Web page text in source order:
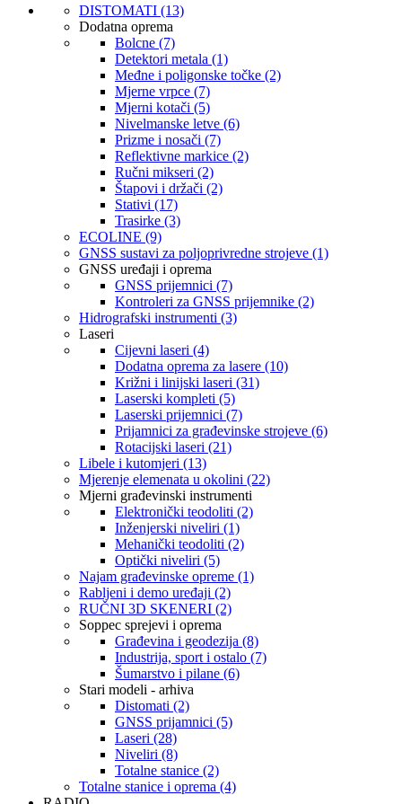
DISTOMATI (13)
Dodatna oprema
Bolcne (7)
Detektori metala (1)
Međne i poligonske točke (2)
Mjerne vrpce (7)
Mjerni kotači (5)
Nivelmanske letve (6)
Prizme i nosači (7)
Reflektivne markice (2)
Ručni mikseri (2)
Štapovi i držači (2)
Stativi (17)
Trasirke (3)
ECOLINE (9)
GNSS sustavi za poljoprivredne strojeve (1)
GNSS uređaji i oprema
GNSS prijemnici (7)
Kontroleri za GNSS prijemnike (2)
Hidrografski instrumenti (3)
Laseri
Cijevni laseri (4)
Dodatna oprema za lasere (10)
Križni i linijski laseri (31)
Laserski kompleti (5)
Laserski prijemnici (7)
Prijamnici za građevinske strojeve (6)
Rotacijski laseri (21)
Libele i kutomjeri (13)
Mjerenje elemenata u okolini (22)
Mjerni građevinski instrumenti
Elektronički teodoliti (2)
Inženjerski niveliri (1)
Mehanički teodoliti (2)
Optički niveliri (5)
Najam građevinske opreme (1)
Rabljeni i demo uređaji (2)
RUČNI 3D SKENERI (2)
Soppec sprejevi i oprema
Građevina i geodezija (8)
Industrija, sport i ostalo (7)
Šumarstvo i pilane (6)
Stari modeli - arhiva
Distomati (2)
GNSS prijamnici (5)
Laseri (28)
Niveliri (8)
Totalne stanice (2)
Totalne stanice i oprema (4)